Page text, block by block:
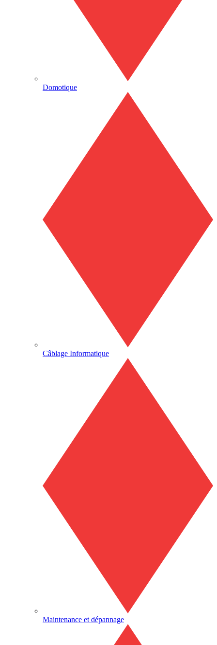
Domotique
Câblage Informatique
Maintenance et dépannage